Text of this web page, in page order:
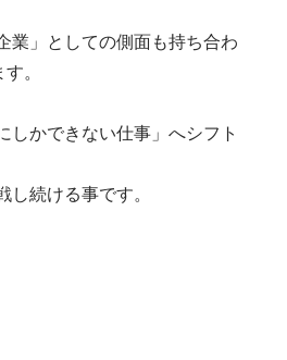
業」としての側面も持ち合わ
。
しかできない仕事」へシフト